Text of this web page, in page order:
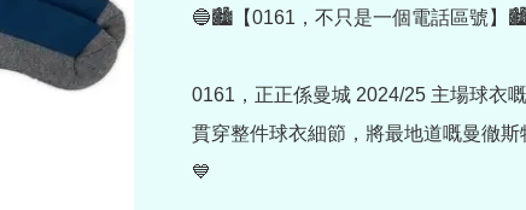
🔵🏙️【0161，不只是一個電話區號】
0161，正正係曼城 2024/25 主場球衣
貫穿整件球衣細節，將最地道嘅曼徹斯
💙